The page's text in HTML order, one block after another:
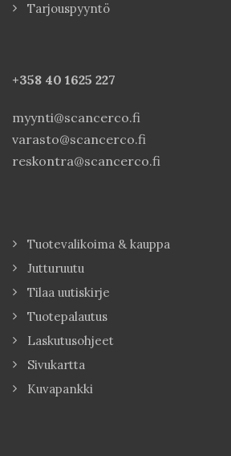
Tarjouspyyntö
+358 40 1625 227
myynti@scancerco.fi
varasto@scancerco.fi
reskontra@scancerco.fi
Tuotevalikoima & kauppa
Jutturuutu
Tilaa uutiskirje
Tuotepalautus
Laskutusohjeet
Sivukartta
Kuvapankki